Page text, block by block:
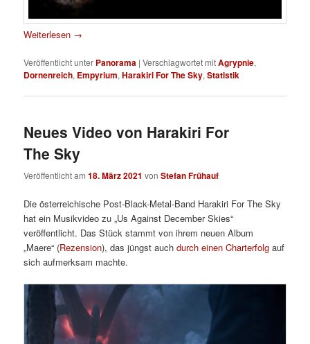
Weiterlesen →
Veröffentlicht unter Panorama |Verschlagwortet mitAgrypnie,
Dornenreich, Empyrium,Harakiri For The Sky,Statistik
Neues Video von Harakiri For
The Sky
Veröffentlicht am18. März 2021 vonStefan Frühauf
Die österreichische Post-Black-Metal-Band Harakiri For The Sky
hat ein Musikvideo zu „Us Against December Skies“
veröffentlicht. Das Stück stammt von ihrem neuen Album
„Maere“ (Rezension), das jüngst auchdurch einen Charterfolg auf
sich aufmerksam machte.